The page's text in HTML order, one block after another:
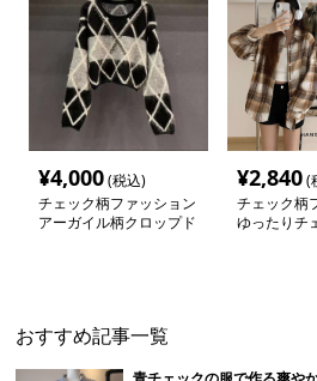
¥4,000(税込)
チェック柄ファッション
アーガイル柄クロップド
¥2,840(
チェック柄
ゆったりチ
おすすめ記事一覧